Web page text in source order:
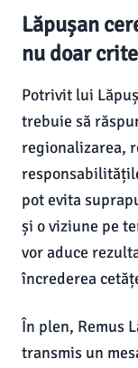
Lăpușan
nu doar
Potrivit lui
trebuie să
regionalizarea,
pot evita
și o viziune pe
vor aduce
încrederea
În plen, Remus
transmis un